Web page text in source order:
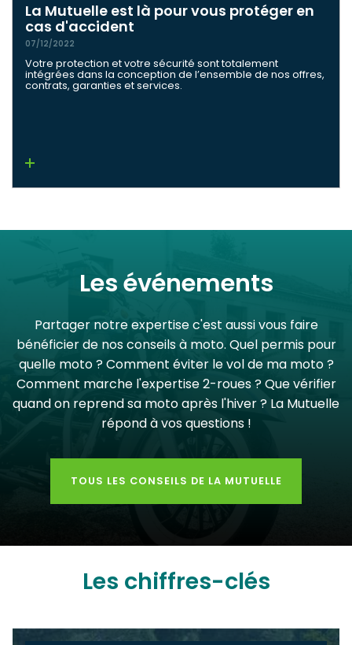
La Mutuelle est là pour vous protéger en
cas d'accident
07/12/2022
Votre protection et votre sécurité sont totalement
intégrées dans la conception de l’ensemble de nos offres,
contrats, garanties et services.
Lire la suite
Les événements
Partager notre expertise c'est aussi vous faire
bénéficier de nos conseils à moto. Quel permis pour
quelle moto ? Comment éviter le vol de ma moto ?
Comment marche l'expertise 2-roues ? Que vérifier
quand on reprend sa moto après l'hiver ? La Mutuelle
répond à vos questions !
TOUS LES CONSEILS DE LA MUTUELLE
Les chiffres-clés